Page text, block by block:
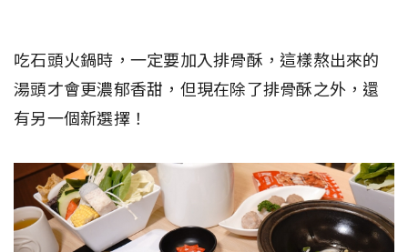
吃石頭火鍋時，一定要加入排骨酥，這樣熬出來的
湯頭才會更濃郁香甜，但現在除了排骨酥之外，還
有另一個新選擇！